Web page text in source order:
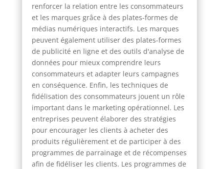
renforcer la relation entre les consommateurs
et les marques grâce à des plates-formes de
médias numériques interactifs. Les marques
peuvent également utiliser des plates-formes
de publicité en ligne et des outils d'analyse de
données pour mieux comprendre leurs
consommateurs et adapter leurs campagnes
en conséquence. Enfin, les techniques de
fidélisation des consommateurs jouent un rôle
important dans le marketing opérationnel. Les
entreprises peuvent élaborer des stratégies
pour encourager les clients à acheter des
produits régulièrement et de participer à des
programmes de parrainage et de récompenses
afin de fidéliser les clients. Les programmes de